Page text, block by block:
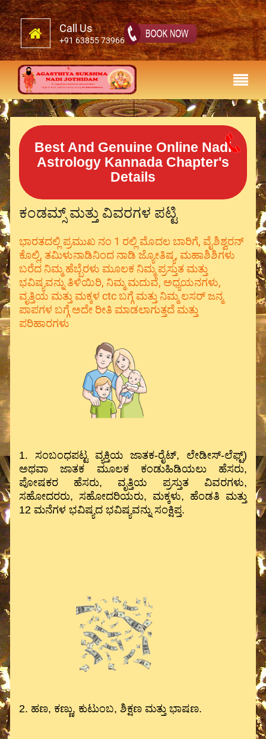
Call Us
+91 63855 73966
Best And Genuine Online Nadi
Astrology Kannada Chapter's
Details
ಕಂಡಮ್ಸ್ ಮತ್ತು ವಿವರಗಳ ಪಟ್ಟಿ
ಭಾರತದಲ್ಲಿ ಪ್ರಮುಖ ನಂ 1 ರಲ್ಲಿ ಮೊದಲ ಬಾರಿಗೆ, ವೈಶಿಶ್ವರನ್
ಕೊಲ್ಲಿ, ತಮಿಳುನಾಡಿನಿಂದ ನಾಡಿ ಜ್ಯೋತಿಷ್ಯ, ಮಹಾಶಿಶಿಗಳು
ಬರೆದ ನಿಮ್ಮ ಹೆಬ್ಬೆರಳು ಮೂಲಕ ನಿಮ್ಮ ಪ್ರಸ್ತುತ ಮತ್ತು
ಭವಿಷ್ಯವನ್ನು ತಿಳಿಯಿರಿ, ನಿಮ್ಮ ಮದುವೆ, ಅಧ್ಯಯನಗಳು,
ವೃತ್ತಿಯ ಮತ್ತು ಮಕ್ಕಳ ctc ಬಗ್ಗೆ ಮತ್ತು ನಿಮ್ಮ ಲಸರ್ ಜನ್ಮ
ಪಾಪಗಳ ಬಗ್ಗೆ ಅದೇ ರೀತಿ ಮಾಡಲಾಗುತ್ತದೆ ಮತ್ತು
ಪರಿಹಾರಗಳು
1. ಸಂಬಂಧಪಟ್ಟ ವ್ಯಕ್ತಿಯ ಜಾತಕ-ರೈಟ್, ಲೇಡೀಸ್-ಲೆಫ್ಟ್)
ಅಥವಾ ಜಾತಕ ಮೂಲಕ ಕಂಡುಹಿಡಿಯಲು ಹೆಸರು,
ಪೋಷಕರ ಹೆಸರು, ವೃತ್ತಿಯ ಪ್ರಸ್ತುತ ವಿವರಗಳು,
ಸಹೋದರರು, ಸಹೋದರಿಯರು, ಮಕ್ಕಳು, ಹೆಂಡತಿ ಮತ್ತು
12 ಮನೆಗಳ ಭವಿಷ್ಯದ ಭವಿಷ್ಯವನ್ನು ಸಂಕ್ಷಿಪ್ತ.
2. ಹಣ, ಕಣ್ಣು, ಕುಟುಂಬ, ಶಿಕ್ಷಣ ಮತ್ತು ಭಾಷಣ.